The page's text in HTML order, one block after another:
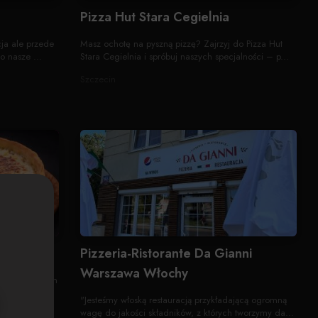
ale przede
...
Pizza Hut Stara Cegielnia
Masz ochotę na pyszną pizzę? Zajrzyj do Pizza Hut
Stara Cegielnia i spróbuj naszych specjalności – p...
deep dish
Waga...
Pizzeria-Ristorante Da Gianni
Warszawa Włochy
"Jesteśmy włoską restauracją przykładającą ogromną
wagę do jakości składników, z których tworzymy da...